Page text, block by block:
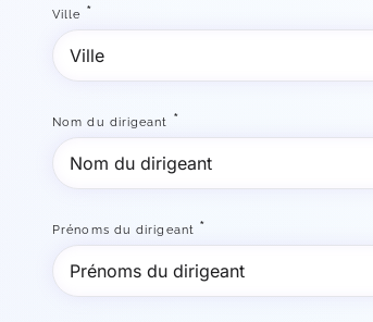
Ville *
Nom du dirigeant *
Prénoms du dirigeant *